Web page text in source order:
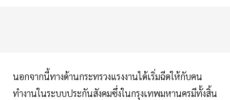
นอกจากนี้ทางด้านกระทรวงแรงงานได้เริ่มฉีดให้กับคน
ทำงานในระบบประกันสังคมซึ่งในกรุงเทพมหานครมีทั้งสิ้น